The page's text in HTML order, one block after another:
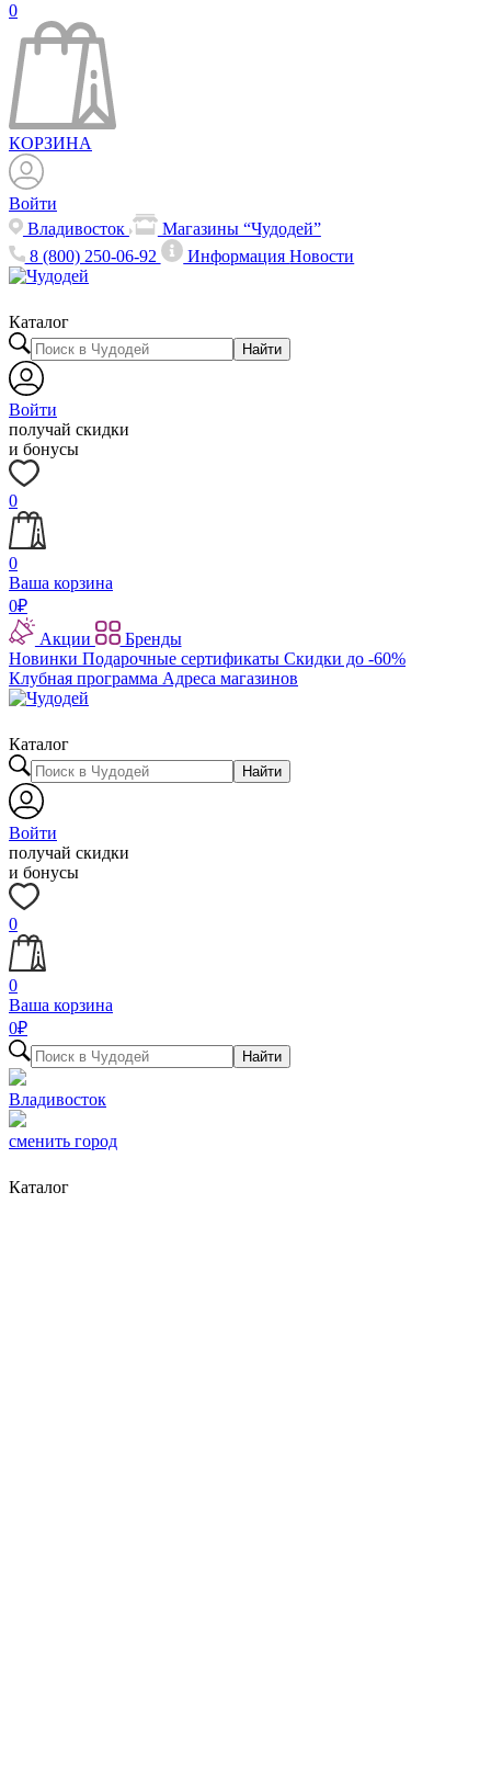
0
КОРЗИНА
Войти
Владивосток
Магазины “Чудодей”
8 (800) 250-06-92
ИнформацияНовости
Каталог
Найти
Войти
получай скидки
и бонусы
0
0
Ваша корзина
0₽
Акции
Бренды
Новинки Подарочные сертификаты Скидки до -60%
Клубная программа Адреса магазинов
Каталог
Найти
Войти
получай скидки
и бонусы
0
0
Ваша корзина
0₽
Найти
Владивосток
сменить город
Каталог